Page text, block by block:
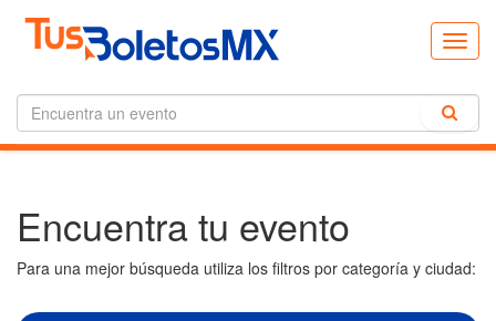
Encuentra tu evento
Para una mejor búsqueda utiliza los filtros por categoría y ciudad: